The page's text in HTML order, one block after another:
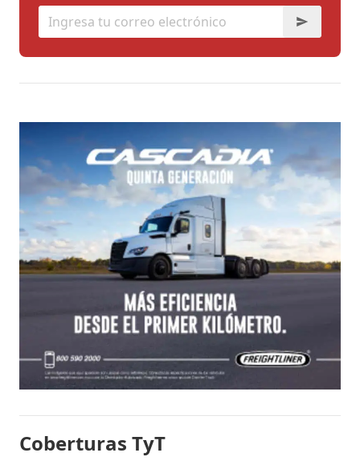
Coberturas TyT